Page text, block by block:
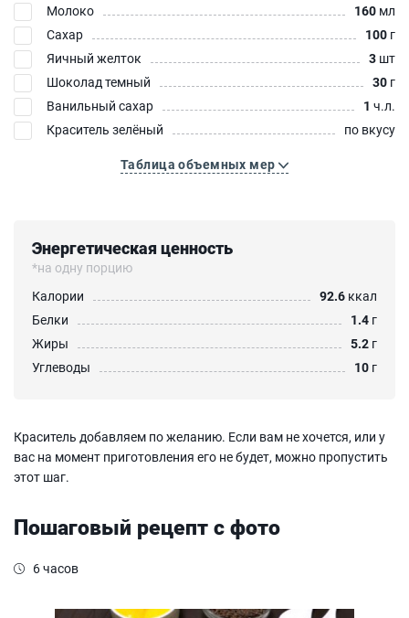
Молоко
160 мл
Сахар
100 г
Яичный желток
3 шт
Шоколад темный
30 г
Ванильный сахар
1 ч.л.
Краситель зелёный
по вкусу
Таблица объемных мер
Энергетическая ценность
*на одну порцию
Калории
92.6 ккал
Белки
1.4 г
Жиры
5.2 г
Углеводы
10 г
Краситель добавляем по желанию. Если вам не хочется, или у
вас на момент приготовления его не будет, можно пропустить
этот шаг.
Пошаговый рецепт с фото
6 часов